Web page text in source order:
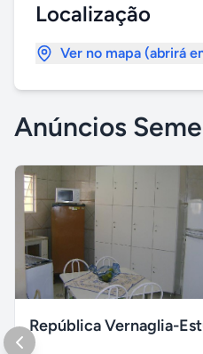
Localização
Ver no mapa (abrirá
Anúncios